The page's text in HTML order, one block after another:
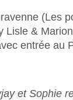
(Les
Lisle &
entrée au
et Sophie